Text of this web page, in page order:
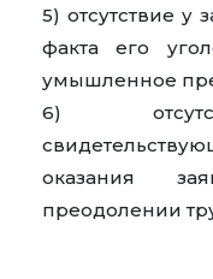
5) отсутствие у
факта его
умышленное
6)
оказания
преодолении